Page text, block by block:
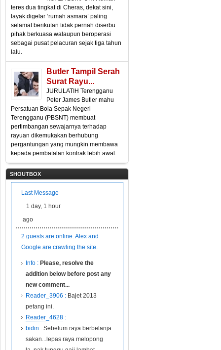
teres dua tingkat di Cheras, dekat sini,
layak digelar ‘rumah asmara’ paling
selamat berikutan tidak pernah diserbu
pihak berkuasa walaupun beroperasi
sebagai pusat pelacuran sejak tiga tahun
lalu.
Butler Tampil Serah
Surat Rayu...
JURULATIH Terengganu
Peter James Butler mahu
Persatuan Bola Sepak Negeri
Terengganu (PBSNT) membuat
pertimbangan sewajarnya terhadap
rayuan dikemukakan berhubung
pergantungan yang mungkin membawa
kepada pembatalan kontrak lebih awal.
SHOUTBOX
Last Message
1 day, 1 hour
ago
2 guests are online. Alex and
Google are crawling the site.
Info : Please, resolve the
addition below before post any
new comment...
Reader_3906 : Bajet 2013
petang ini.
Reader_4628 :
bidin : Sebelum raya berbelanja
sakan...lepas raya melopong